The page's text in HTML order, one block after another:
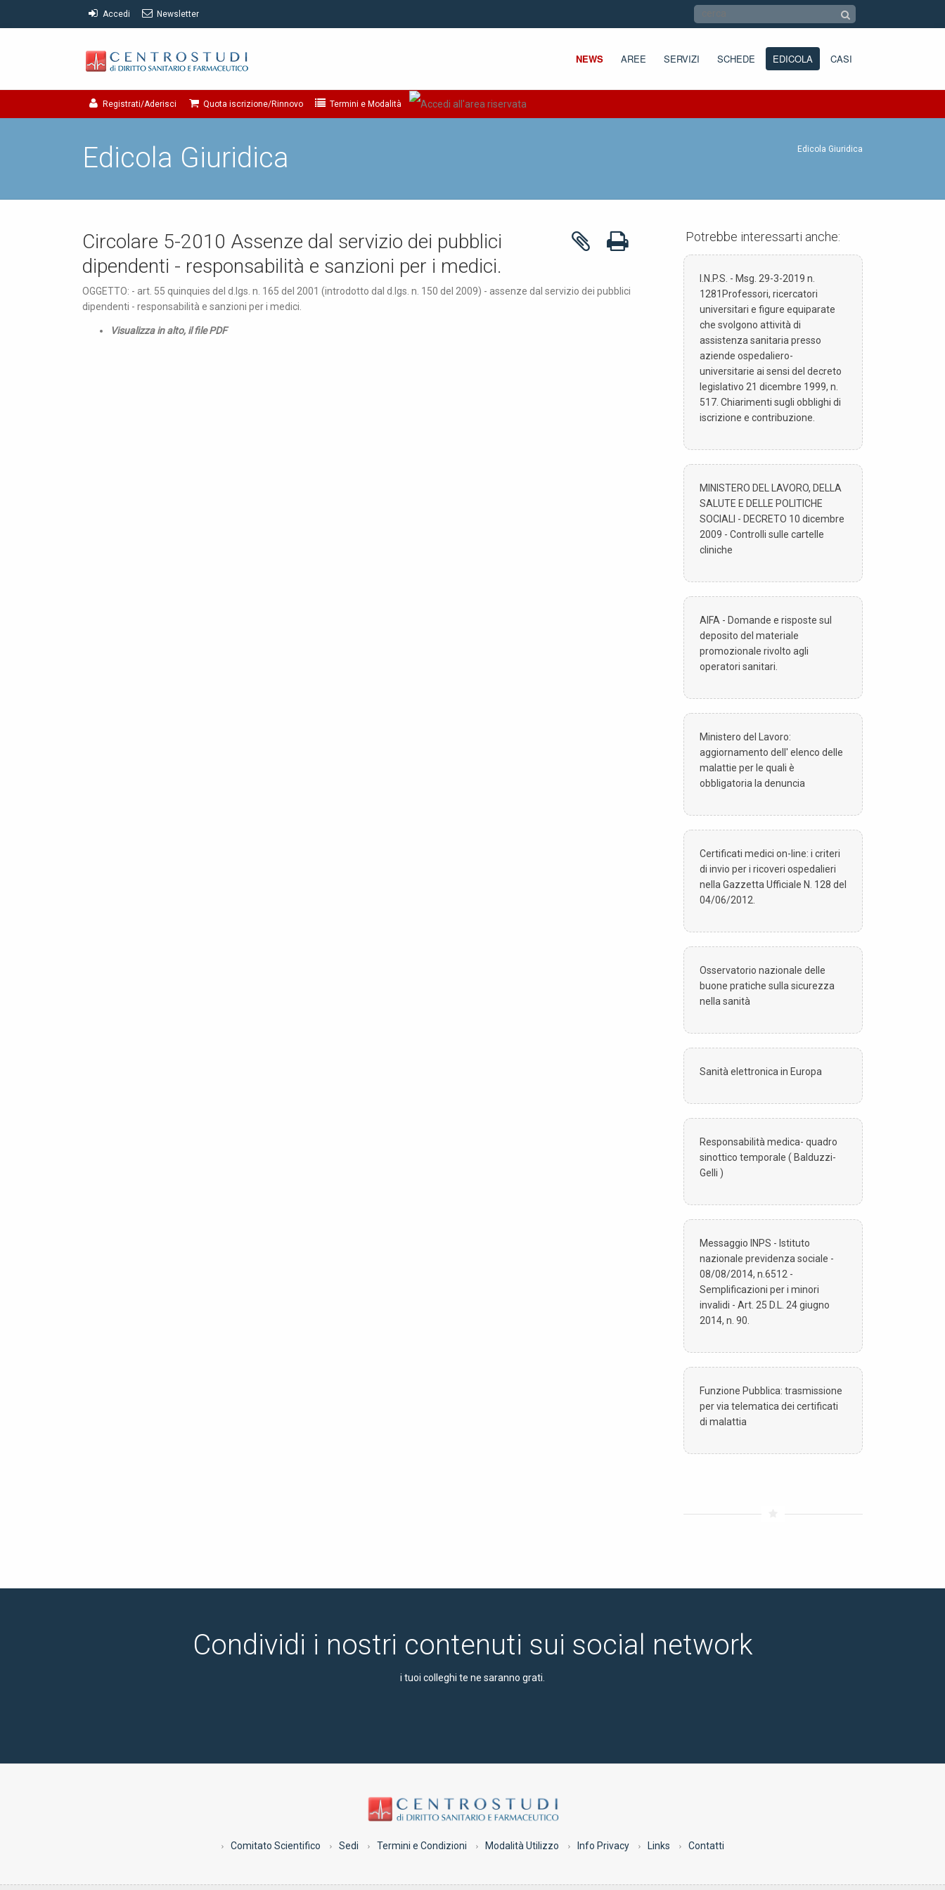
Accedi Newsletter
NEWS AREE SERVIZI SCHEDE EDICOLA CASI
Registrati/Aderisci Quota iscrizione/Rinnovo Termini e Modalità
Edicola Giuridica Edicola Giuridica
Circolare 5-2010 Assenze dal servizio dei pubblici
dipendenti - responsabilità e sanzioni per i medici.
OGGETTO: - art. 55 quinquies del d.lgs. n. 165 del 2001 (introdotto dal d.lgs. n. 150 del 2009) - assenze dal servizio dei pubblici
dipendenti - responsabilità e sanzioni per i medici.
Visualizza in alto, il file PDF
Potrebbe interessarti anche:
I.N.P.S. - Msg. 29-3-2019 n.
1281Professori, ricercatori
universitari e figure equiparate
che svolgono attività di
assistenza sanitaria presso
aziende ospedaliero-
universitarie ai sensi del decreto
legislativo 21 dicembre 1999, n.
517. Chiarimenti sugli obblighi di
iscrizione e contribuzione.
MINISTERO DEL LAVORO, DELLA
SALUTE E DELLE POLITICHE
SOCIALI - DECRETO 10 dicembre
2009 - Controlli sulle cartelle
cliniche
AIFA - Domande e risposte sul
deposito del materiale
promozionale rivolto agli
operatori sanitari.
Ministero del Lavoro:
aggiornamento dell' elenco delle
malattie per le quali è
obbligatoria la denuncia
Certificati medici on-line: i criteri
di invio per i ricoveri ospedalieri
nella Gazzetta Ufficiale N. 128 del
04/06/2012.
Osservatorio nazionale delle
buone pratiche sulla sicurezza
nella sanità
Sanità elettronica in Europa
Responsabilità medica- quadro
sinottico temporale ( Balduzzi-
Gelli )
Messaggio INPS - Istituto
nazionale previdenza sociale -
08/08/2014, n.6512 -
Semplificazioni per i minori
invalidi - Art. 25 D.L. 24 giugno
2014, n. 90.
Funzione Pubblica: trasmissione
per via telematica dei certificati
di malattia
Condividi i nostri contenuti sui social network
i tuoi colleghi te ne saranno grati.
Comitato Scientifico Sedi Termini e Condizioni Modalità Utilizzo Info Privacy Links Contatti